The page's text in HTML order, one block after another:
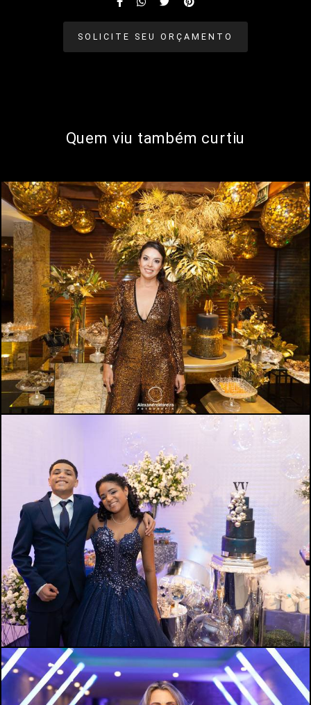
SOLICITE SEU ORÇAMENTO
Quem viu também curtiu
991 0
395 0